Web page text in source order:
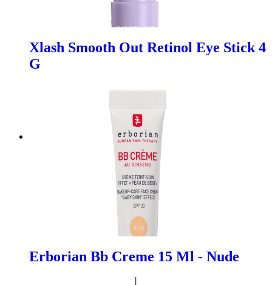
Xlash Smooth Out Retinol Eye Stick 4
G
Erborian Bb Creme 15 Ml - Nude